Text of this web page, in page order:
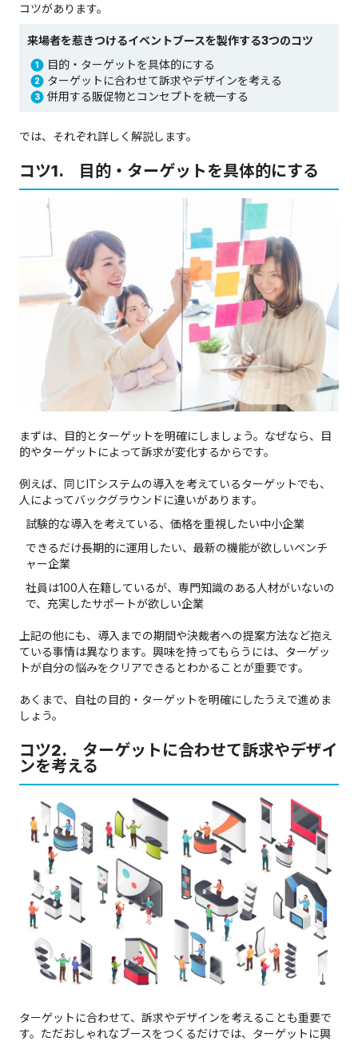
コツがあります。
来場者を惹きつけるイベントブースを製作する3つのコツ
目的・ターゲットを具体的にする
ターゲットに合わせて訴求やデザインを考える
併用する販促物とコンセプトを統一する
では、それぞれ詳しく解説します。
コツ1. 目的・ターゲットを具体的にする
まずは、目的とターゲットを明確にしましょう。なぜなら、目
的やターゲットによって訴求が変化するからです。
例えば、同じITシステムの導入を考えているターゲットでも、
人によってバックグラウンドに違いがあります。
試験的な導入を考えている、価格を重視したい中小企業
できるだけ長期的に運用したい、最新の機能が欲しいベンチ
ャー企業
社員は100人在籍しているが、専門知識のある人材がいないの
で、充実したサポートが欲しい企業
上記の他にも、導入までの期間や決裁者への提案方法など抱え
ている事情は異なります。興味を持ってもらうには、ターゲッ
トが自分の悩みをクリアできるとわかることが重要です。
あくまで、自社の目的・ターゲットを明確にしたうえで進めま
しょう。
コツ2. ターゲットに合わせて訴求やデザイ
ンを考える
ターゲットに合わせて、訴求やデザインを考えることも重要で
す。ただおしゃれなブースをつくるだけでは、ターゲットに興